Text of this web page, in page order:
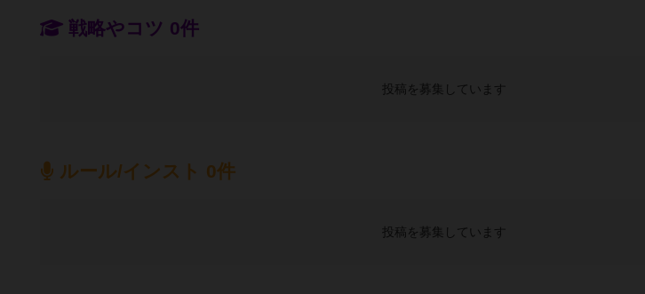
戦略やコツ 0件
投稿を募集しています
ルール/インスト 0件
投稿を募集しています